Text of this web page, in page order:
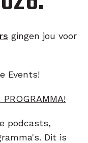
gingen jou voor
Events!
podcasts,
Dit is